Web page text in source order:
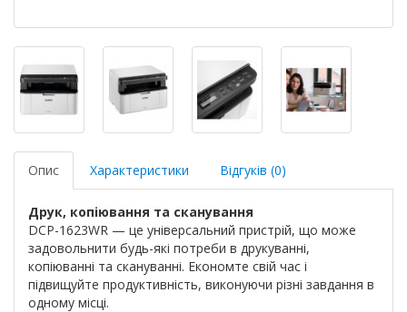
Опис Характеристики Відгуків (0)
Друк, копіювання та сканування
DCP-1623WR — це універсальний пристрій, що може
задовольнити будь-які потреби в друкуванні,
копіюванні та скануванні. Економте свій час і
підвищуйте продуктивність, виконуючи різні завдання в
одному місці.